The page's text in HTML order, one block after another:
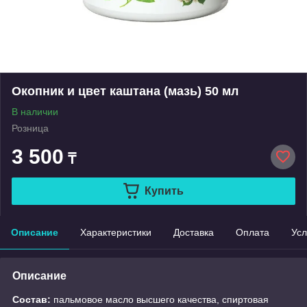
Окопник и цвет каштана (мазь) 50 мл
В наличии
Розница
3 500 ₸
Купить
Описание Характеристики Доставка Оплата
Описание
Состав: пальмовое масло высшего качества, спиртовая